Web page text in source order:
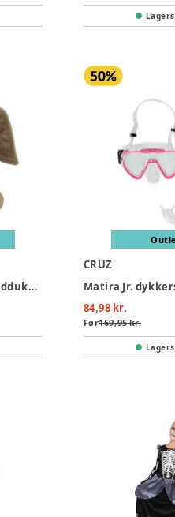
Elefant (mammut) hånddukke 25 cm.
CRUZ
Matira Jr.
84,98 kr.
Før169,95 kr.